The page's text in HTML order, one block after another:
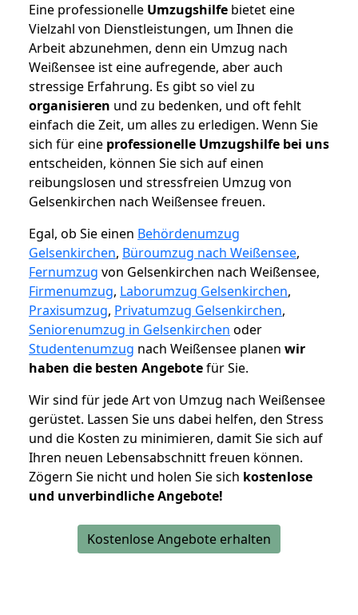
Eine professionelle Umzugshilfe bietet eine
Vielzahl von Dienstleistungen, um Ihnen die
Arbeit abzunehmen, denn ein Umzug nach
Weißensee ist eine aufregende, aber auch
stressige Erfahrung. Es gibt so viel zu
organisieren und zu bedenken, und oft fehlt
einfach die Zeit, um alles zu erledigen. Wenn Sie
sich für eine professionelle Umzugshilfe bei uns
entscheiden, können Sie sich auf einen
reibungslosen und stressfreien Umzug von
Gelsenkirchen nach Weißensee freuen.
Egal, ob Sie einen Behördenumzug
Gelsenkirchen, Büroumzug nach Weißensee,
Fernumzug von Gelsenkirchen nach Weißensee,
Firmenumzug, Laborumzug Gelsenkirchen,
Praxisumzug, Privatumzug Gelsenkirchen,
Seniorenumzug in Gelsenkirchen oder
Studentenumzug nach Weißensee planen wir
haben die besten Angebotefür Sie.
Wir sind für jede Art von Umzug nach Weißensee
gerüstet. Lassen Sie uns dabei helfen, den Stress
und die Kosten zu minimieren, damit Sie sich auf
Ihren neuen Lebensabschnitt freuen können.
Zögern Sie nicht und holen Sie sich kostenlose
und unverbindliche Angebote!
Kostenlose Angebote erhalten